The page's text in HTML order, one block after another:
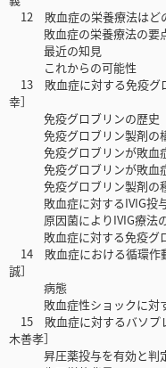
12 敗血症の栄養療法はど
敗血症の栄養療法の要
最近の知見
これからの可能性
13 敗血症に対する免疫グ
幸］
免疫グロブリンの歴史
免疫グロブリン製剤の
免疫グロブリンが敗血症
免疫グロブリンが敗血症
免疫グロブリン製剤の
敗血症に対するIVIG投与
原因菌によりIVIG療法の
敗血症に対する免疫グ
14 敗血症における循環作
誠］
病態
敗血症性ショックに対す
15 敗血症に対するバソプ
木善孝］
昇圧薬投与を有効と判定